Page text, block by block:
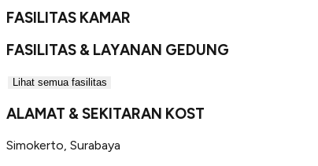
FASILITAS KAMAR
FASILITAS & LAYANAN GEDUNG
Lihat semua fasilitas
ALAMAT & SEKITARAN KOST
Simokerto, Surabaya